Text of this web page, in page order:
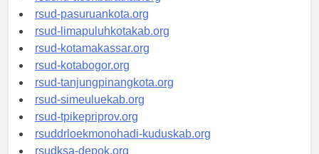
rsucnd-acehbaratkab.org
rsud-pasuruankota.org
rsud-limapuluhkotakab.org
rsud-kotamakassar.org
rsud-kotabogor.org
rsud-tanjungpinangkota.org
rsud-simeuluekab.org
rsud-tpikepriprov.org
rsuddrloekmonohadi-kuduskab.org